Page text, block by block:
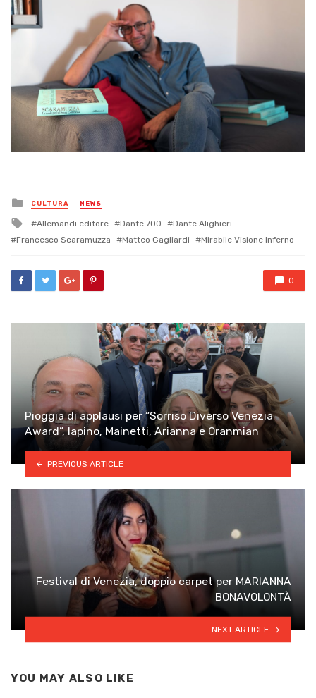
Posted
in
CULTURA NEWS
Tagged
Allemandi editore Dante 700
Dante Alighieri
Francesco Scaramuzza
Matteo Gagliardi Mirabile Visione Inferno
0
Pioggia di applausi per “Sorriso Diverso Venezia
Award”, Iapino, Mainetti, Arianna e Oranmian
PREVIOUS ARTICLE
Festival di Venezia, doppio carpet per MARIANNA
BONAVOLONTÀ
NEXT ARTICLE
YOU MAY ALSO LIKE